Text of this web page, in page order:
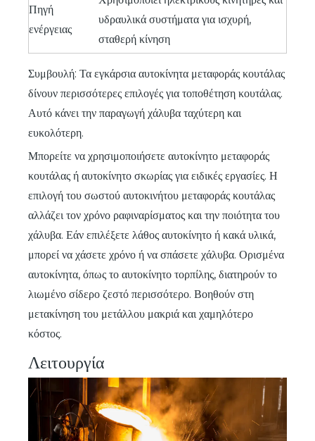
Πηγή
ενέργειας
υδραυλικά συστήματα για ισχυρή,
σταθερή κίνηση
Συμβουλή: Τα εγκάρσια αυτοκίνητα μεταφοράς κουτάλας
δίνουν περισσότερες επιλογές για τοποθέτηση κουτάλας.
Αυτό κάνει την παραγωγή χάλυβα ταχύτερη και
ευκολότερη.
Μπορείτε να χρησιμοποιήσετε αυτοκίνητο μεταφοράς
κουτάλας ή αυτοκίνητο σκωρίας για ειδικές εργασίες. Η
επιλογή του σωστού αυτοκινήτου μεταφοράς κουτάλας
αλλάζει τον χρόνο ραφιναρίσματος και την ποιότητα του
χάλυβα. Εάν επιλέξετε λάθος αυτοκίνητο ή κακά υλικά,
μπορεί να χάσετε χρόνο ή να σπάσετε χάλυβα. Ορισμένα
αυτοκίνητα, όπως το αυτοκίνητο τορπίλης, διατηρούν το
λιωμένο σίδερο ζεστό περισσότερο. Βοηθούν στη
μετακίνηση του μετάλλου μακριά και χαμηλότερο
κόστος.
Λειτουργία